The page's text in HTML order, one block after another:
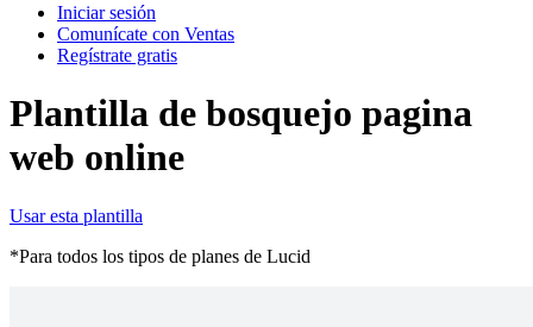
Iniciar sesión
Comunícate con Ventas
Regístrate gratis
Plantilla de bosquejo pagina
web online
Usar esta plantilla
*Para todos los tipos de planes de Lucid